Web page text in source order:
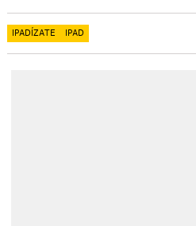
IPADÍZATE IPAD